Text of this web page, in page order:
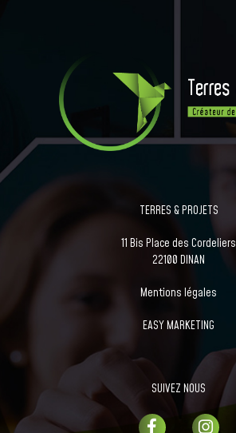
TERRES & PROJETS
11 Bis Place des Cordeliers
22100 DINAN
Mentions légales
EASY MARKETING
SUIVEZ NOUS